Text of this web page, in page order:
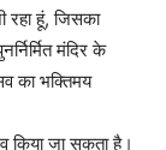
हूं, जिसका
मंदिर के
का भक्तिमय
किया जा सकता है।